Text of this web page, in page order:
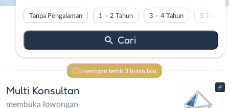
Tanpa Pengalaman 1 – 2 Tahun 3 – 4 Tahun 5 Tahun
Lowongan terbit 3 bulan lalu
Multi Konsultan
membuka lowongan